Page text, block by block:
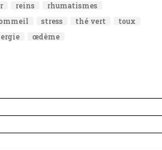
reins
rhumatismes
stress thé vert
toux
œdème